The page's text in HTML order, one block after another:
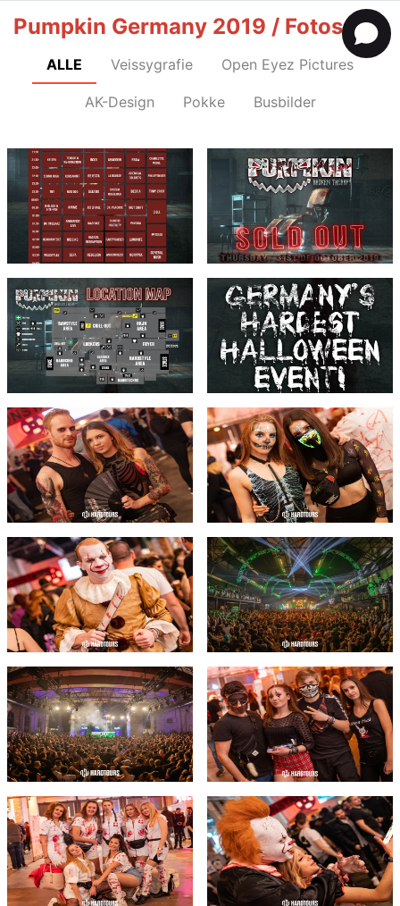
Pumpkin Germany 2019 / Fotos
ALLE Veissygrafie Open Eyez Pictures
AK-Design Pokke Busbilder